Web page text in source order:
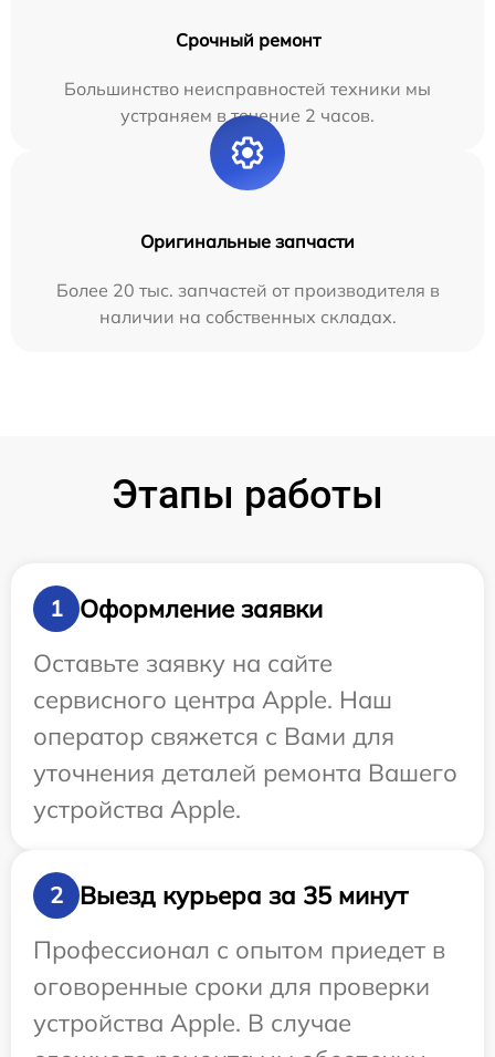
Срочный ремонт
Большинство неисправностей техники мы
устраняем в течение 2 часов.
Оригинальные запчасти
Более 20 тыс. запчастей от производителя в
наличии на собственных складах.
Этапы работы
1
Оформление заявки
Оставьте заявку на сайте
сервисного центра Apple. Наш
оператор свяжется с Вами для
уточнения деталей ремонта Вашего
устройства Apple.
2
Выезд курьера за 35 минут
Профессионал с опытом приедет в
оговоренные сроки для проверки
устройства Apple. В случае